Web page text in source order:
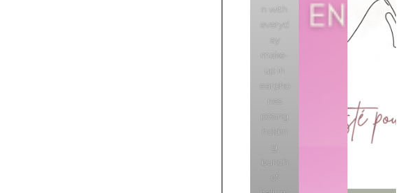
n with
everyd
ay
make-
up in
earpho
nes
posing
holdin
g
bunch
of